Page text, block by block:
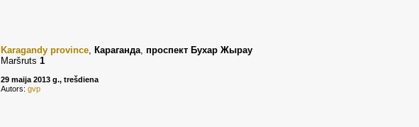
Karagandy province, Караганда, проспект Бухар Жырау
Maršruts 1
29 maija 2013 g., trešdiena
Autors: gvp